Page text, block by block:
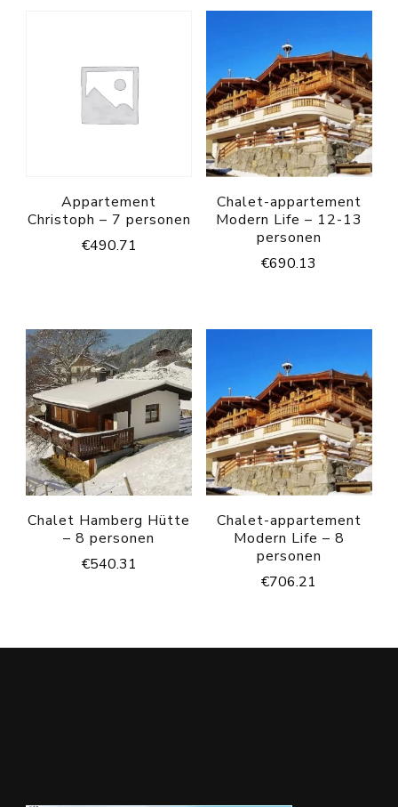
Appartement
Christoph – 7 personen
€490.71
Chalet-appartement
Modern Life – 12-13
personen
€690.13
Chalet Hamberg Hütte
– 8 personen
€540.31
Chalet-appartement
Modern Life – 8
personen
€706.21